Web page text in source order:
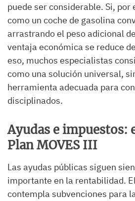
puede ser considerable. Si, por
como un coche de gasolina
arrastrando el peso adicional
ventaja económica se reduce
eso, muchos especialistas
como una solución universal,
herramienta adecuada para
disciplinados.
Ayudas e impuestos:
Plan MOVES III
Las ayudas públicas siguen
importante en la rentabilidad.
contempla subvenciones para